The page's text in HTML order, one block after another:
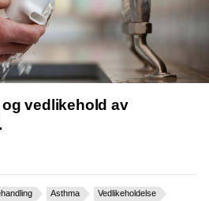
vedlikehold av
Asthma
Vedlikeholdelse